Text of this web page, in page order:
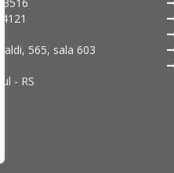
565, sala 603
- RS